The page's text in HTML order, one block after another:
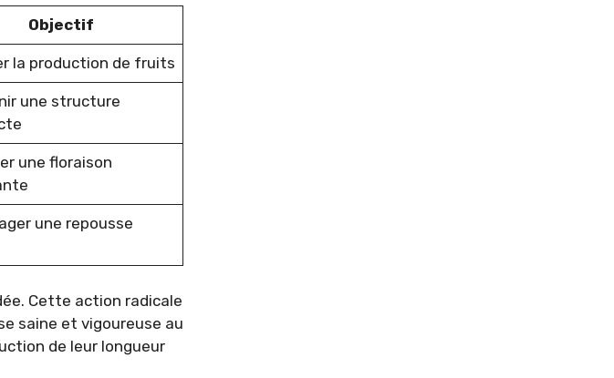
Objectif
la production de fruits
une structure
une floraison
une repousse
Cette action radicale
saine et vigoureuse au
de leur longueur